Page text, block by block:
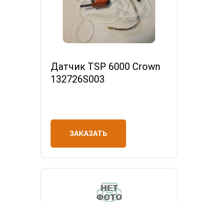
Датчик TSP 6000 Crown
132726S003
ЗАКАЗАТЬ